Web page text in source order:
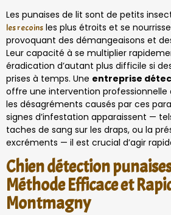
Les punaises de lit sont de petits
les recoins les plus étroits et se
provoquant des démangeaisons et
Leur capacité à se multiplier
éradication d’autant plus difficile si
prises à temps. Une entreprise
offre une intervention
les désagréments causés par ces
signes d’infestation apparaissent —
taches de sang sur les draps, ou la
excréments — il est crucial d’agir
Chien détection
Méthode Efficace et
Montmagny